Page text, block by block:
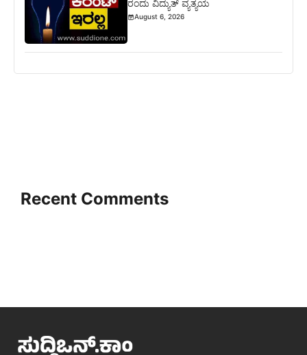
ರಂದು ವಿದ್ಯುತ್ ವ್ಯತ್ಯಯ
August 6, 2026
Recent Comments